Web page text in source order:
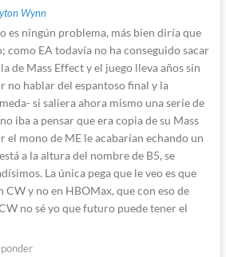
Wynn
es ningún problema, más bien diría que
como EA todavía no ha conseguido sacar
de Mass Effect y el juego lleva años sin
no hablar del espantoso final y la
si saliera ahora mismo una serie de
iba a pensar que era copia de su Mass
el mono de ME le acabarían echando un
a la altura del nombre de B5, se
La única pega que le veo es que
CW y no en HBOMax, que con eso de
no sé yo que futuro puede tener el